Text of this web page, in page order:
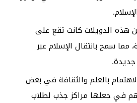
هذه الدويلات كانت تقع على
سمح بانتقال الإسلام عبر
جديدة.
بالعلم والثقافة في بعض
في جعلها مراكز جذب لطلاب